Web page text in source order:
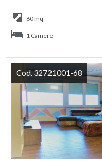
60 mq
1 Camere
Cod. 32721001-68